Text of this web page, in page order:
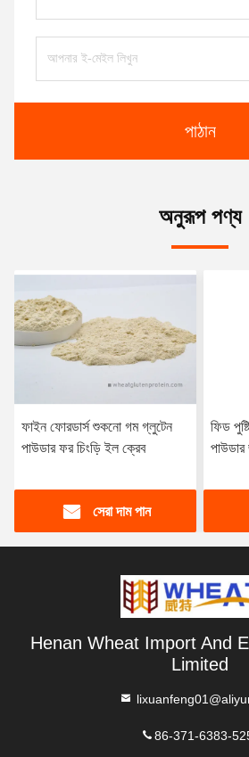
পাঠান
অনুরূপ পণ্য
ফাইন ফোরডার্স শুকনো গম গ্লুটেন
পাউডার ফর চিংড়ি ইল ক্রেব
সেরা দাম পান
ফিড
Henan Wheat Import And
Limited
86-371-6383-